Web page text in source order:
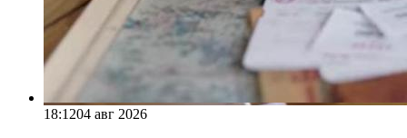
18:1204 авг 2026